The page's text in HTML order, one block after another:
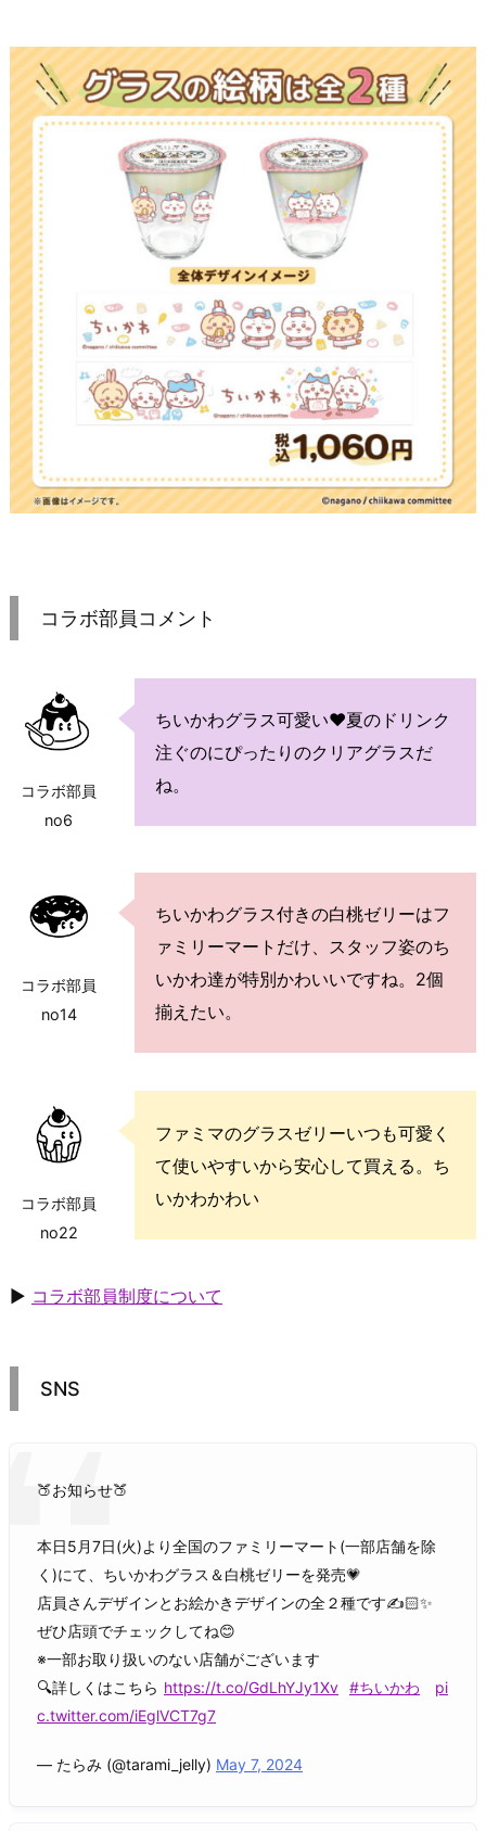
コラボ部員コメント
コラボ部員
no6
ちいかわグラス可愛い♥夏のドリンク
注ぐのにぴったりのクリアグラスだ
ね。
コラボ部員
no14
ちいかわグラス付きの白桃ゼリーはフ
ァミリーマートだけ、スタッフ姿のち
いかわ達が特別かわいいですね。2個
揃えたい。
コラボ部員
no22
ファミマのグラスゼリーいつも可愛く
て使いやすいから安心して買える。ち
いかわかわい
▶ コラボ部員制度について
SNS
🍑お知らせ🍑
本日5月7日(火)より全国のファミリーマート(一部店舗を除
く)にて、ちいかわグラス＆白桃ゼリーを発売💗
店員さんデザインとお絵かきデザインの全２種です✍️🏻✨
ぜひ店頭でチェックしてね😊
※一部お取り扱いのない店舗がございます
🔍詳しくはこちら https://t.co/GdLhYJy1Xv #ちいかわ
pi
c.twitter.com/iEglVCT7g7
— たらみ (@tarami_jelly) May 7, 2024